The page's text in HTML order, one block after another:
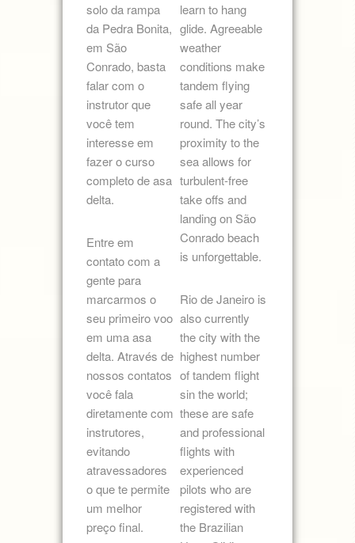
solo da rampa
da Pedra Bonita,
em São
Conrado, basta
falar com o
instrutor que
você tem
interesse em
fazer o curso
completo de asa
delta.
Entre em
contato com a
gente para
marcarmos o
seu primeiro voo
em uma asa
delta. Através de
nossos contatos
você fala
diretamente com
instrutores,
evitando
atravessadores
o que te permite
um melhor
preço final.
learn to hang
glide. Agreeable
weather
conditions make
tandem flying
safe all year
round. The city’s
proximity to the
sea allows for
turbulent-free
take offs and
landing on São
Conrado beach
is unforgettable.
Rio de Janeiro is
also currently
the city with the
highest number
of tandem flight
sin the world;
these are safe
and professional
flights with
experienced
pilots who are
registered with
the Brazilian